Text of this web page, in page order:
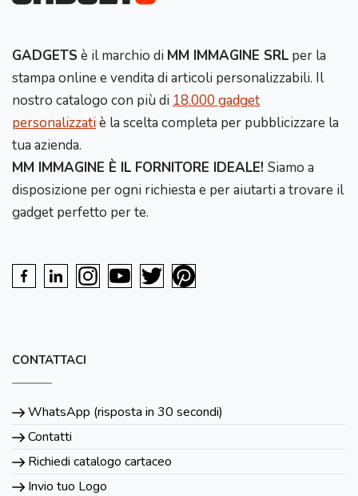
GADGETS è il marchio di MM IMMAGINE SRL per la
stampa online e vendita di articoli personalizzabili. Il
nostro catalogo con più di 18.000 gadget
personalizzatiè la scelta completa per pubblicizzare la
tua azienda.
MM IMMAGINE È IL FORNITORE IDEALE! Siamo a
disposizione per ogni richiesta e per aiutarti a trovare il
gadget perfetto per te.
CONTATTACI
WhatsApp (risposta in 30 secondi)
Contatti
Richiedi catalogo cartaceo
Invio tuo Logo